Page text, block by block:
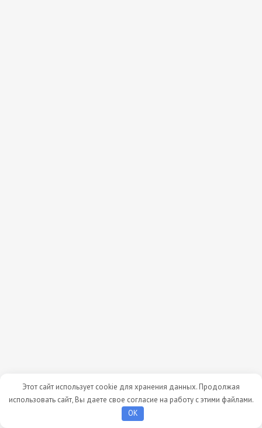
Этот сайт использует cookie для хранения данных. Продолжая
использовать сайт, Вы даете свое согласие на работу с этими файлами.
OK